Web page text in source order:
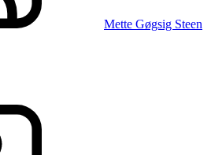
Mette Gøgsig Steen